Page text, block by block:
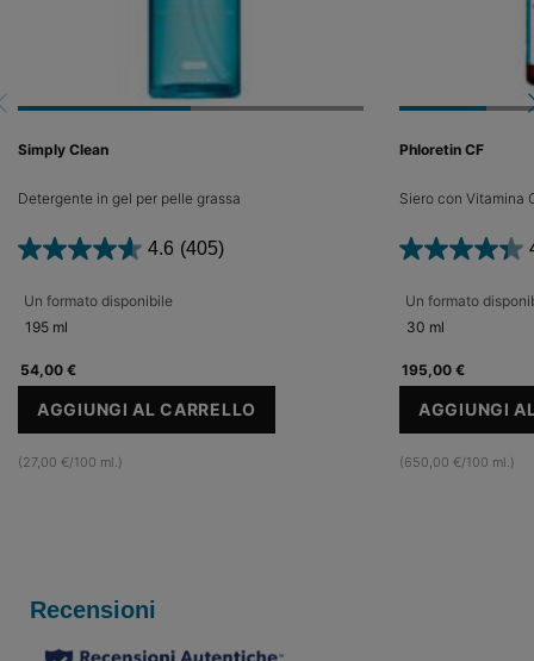
Simply Clean
Detergente in gel per pelle grassa
4.6 (405)
Un formato disponibile
195 ml
54,00 €
AGGIUNGI AL CARRELLO
SIMPLY CLEAN
(27,00 €/100 ml.)
Phloretin CF
Siero con Vitamina
Un formato
30 ml
195,00 €
AGGIUNGI
(650,00 €/100 ml.)